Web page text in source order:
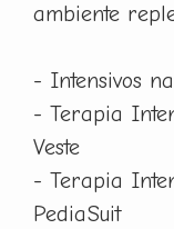
ambiente
- Intensivos
- Terapia
Veste
- Terapia
PediaSuit